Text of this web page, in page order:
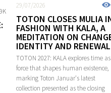
29/07/2026
TOTON CLOSES MULIA
FASHION WITH KALA, A
MEDITATION ON
IDENTITY AND RENEWAL
TOTON 2027: KALA explores time
force that shapes human existence,
marking Toton Januar's latest
collection presented as the closing